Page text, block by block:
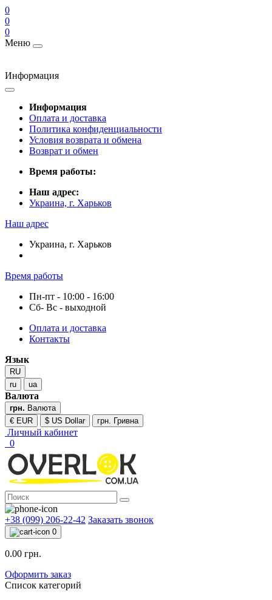
0
0
0
Меню
Информация
Информация
Оплата и доставка
Политика конфиденциальности
Условия возврата и обмена
Возврат и обмен
Время работы:
Наш адрес:
Украина, г. Харьков
Наш адрес
Украина, г. Харьков
Время работы
Пн-пт - 10:00 - 16:00
Сб- Вс - выходной
Оплата и доставка
Контакты
Язык
RU
ru
ua
Валюта
грн. Валюта
€ EUR
$ US Dollar грн. Гривна
Личный кабинет
0
+38 (099) 206-22-42 Заказать звонок
0
0.00 грн.
Оформить заказ
Список категорий